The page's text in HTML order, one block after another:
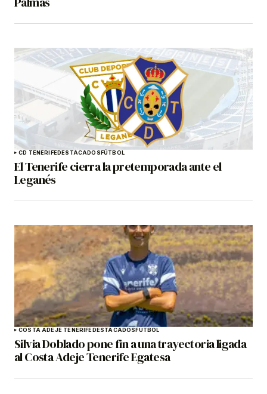
CD TENERIFEDESTACADOSFÚTBOL
El Tenerife cierra la pretemporada ante el
Leganés
COSTA ADEJE TENERIFEDESTACADOSFÚTBOL
Silvia Doblado pone fin a una trayectoria ligada
al Costa Adeje Tenerife Egatesa